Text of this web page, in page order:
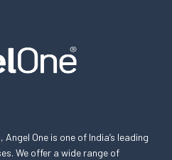
One is one of India’s leading
We offer a wide range of